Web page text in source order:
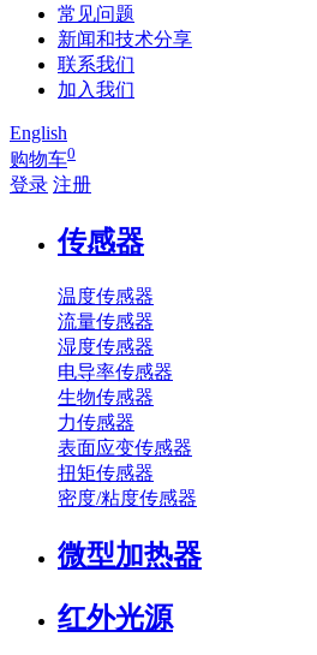
常见问题
新闻和技术分享
联系我们
加入我们
English
购物车0
登录 注册
传感器
温度传感器
流量传感器
湿度传感器
电导率传感器
生物传感器
力传感器
表面应变传感器
扭矩传感器
密度/粘度传感器
微型加热器
红外光源